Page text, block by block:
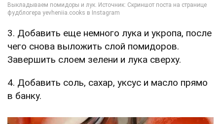
3. Добавить еще немного лука и укропа, после
чего снова выложить слой помидоров.
Завершить слоем зелени и лука сверху.
4. Добавить соль, сахар, уксус и масло прямо
в банку.